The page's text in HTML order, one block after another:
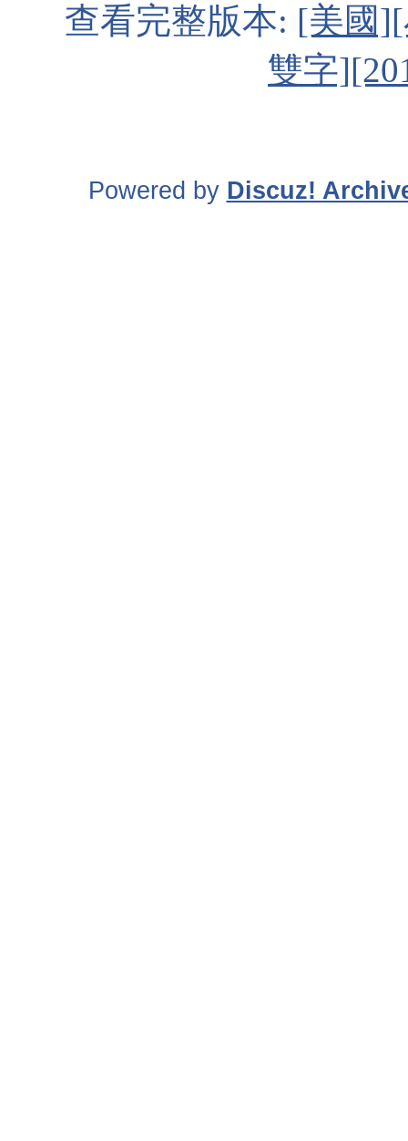
查看完整版本: [美國
雙字
Powered by Discuz!